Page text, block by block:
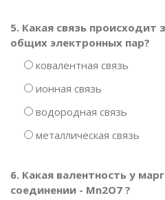
5. Какая связь происходит
общих электронных пар?
ковалентная связь
ионная связь
водородная связь
металлическая связь
6. Какая валентность у
соединении - Mn2O7 ?